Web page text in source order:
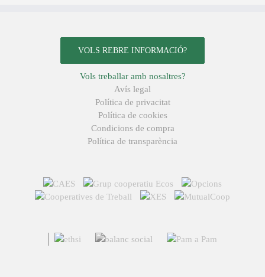
VOLS REBRE INFORMACIÓ?
Vols treballar amb nosaltres?
Avís legal
Política de privacitat
Política de cookies
Condicions de compra
Política de transparència